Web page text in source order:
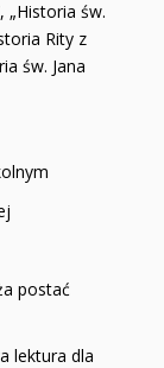
„Historia św.
Rity z
św. Jana
postać
lektura dla